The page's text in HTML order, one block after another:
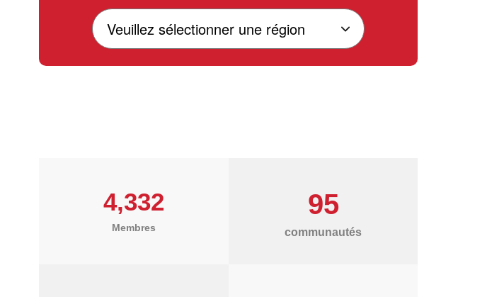
4,332
Membres
95
communautés